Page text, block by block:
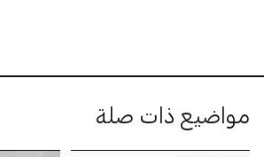
مواضيع ذات صلة